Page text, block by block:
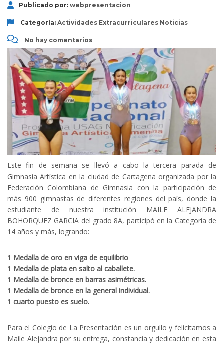
Publicado por: webpresentacion
Categoría: Actividades Extracurriculares Noticias
No hay comentarios
Este fin de semana se llevó a cabo la tercera parada de
Gimnasia Artística en la ciudad de Cartagena organizada por la
Federación Colombiana de Gimnasia con la participación de
más 900 gimnastas de diferentes regiones del país, donde la
estudiante de nuestra institución MAILE ALEJANDRA
BOHORQUEZ GARCIA del grado 8A, participó en la Categoría de
14 años y más, logrando:
1 Medalla de oro en viga de equilibrio
1 Medalla de plata en salto al caballete.
1 Medalla de bronce en barras asimétricas.
1 Medalla de bronce en la general individual.
1 cuarto puesto es suelo.
Para el Colegio de La Presentación es un orgullo y felicitamos a
Maile Alejandra por su entrega, constancia y dedicación en esta